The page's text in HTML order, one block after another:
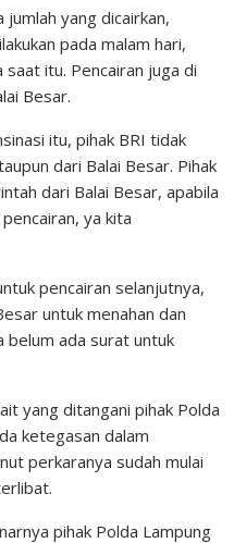
yang dicairkan,
pada malam hari,
itu. Pencairan juga di
Besar.
itu, pihak BRI tidak
dari Balai Besar. Pihak
dari Balai Besar, apabila
ya kita
pencairan selanjutnya,
untuk menahan dan
belum ada surat untuk
yang ditangani pihak Polda
ketegasan dalam
perkaranya sudah mulai
pihak Polda Lampung